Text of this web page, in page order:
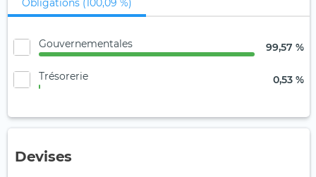
Obligations (100,09 %)
Gouvernementales 99,57 %
Trésorerie 0,53 %
Devises